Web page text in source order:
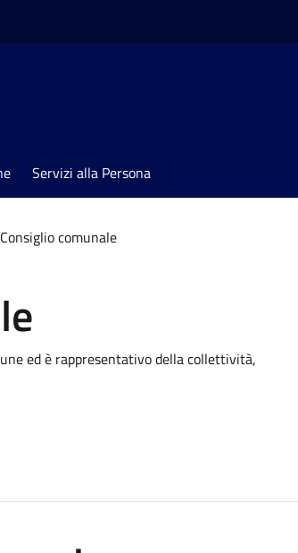
Servizi alla Persona
Consiglio comunale
ed è rappresentativo della collettività,